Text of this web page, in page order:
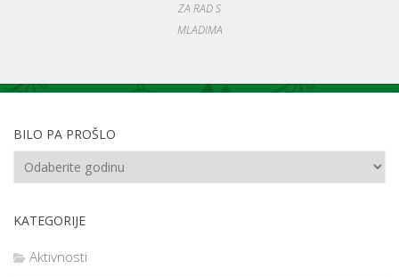
ZA RAD S
MLADIMA
BILO PA PROŠLO
KATEGORIJE
Aktivnosti